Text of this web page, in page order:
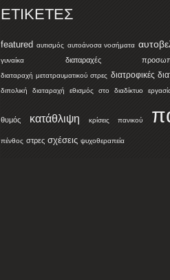
ΕΤΙΚΈΤΕΣ
featured αυτισμός αυτοάνοσα νοσήματα
γυναίκα διαταραχές
διαταραχή μετατραυματικού στρες διατροφικές
διπολική διαταραχή εθισμός στο διαδίκτυο
θυμός κατάθλιψη κρίσεις πανικού
πένθος στρες σχέσεις ψυχοθεραπεία